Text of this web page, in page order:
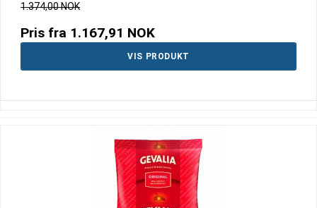
1.374,00 NOK
Pris fra 1.167,91 NOK
VIS PRODUKT